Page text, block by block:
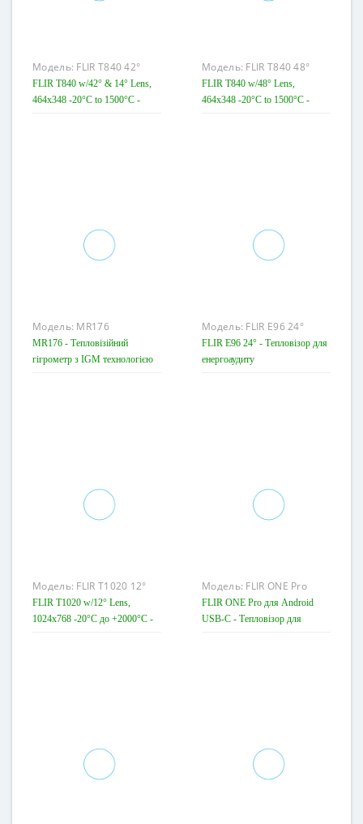
Модель: FLIR T840 42°
+14°
FLIR T840 w/42° & 14° Lens,
464x348 -20°C to 1500°C -
Модель: FLIR T840 48°
FLIR T840 w/48° Lens,
464x348 -20°C to 1500°C -
Модель: MR176
MR176 - Тепловізійний
гігрометр з IGM технологією
Модель: FLIR E96 24°
FLIR E96 24° - Тепловізор для
енергоаудиту
Модель: FLIR T1020 12°
FLIR T1020 w/12° Lens,
1024x768 -20°C до +2000°C -
Модель: FLIR ONE Pro
Android USB-C
FLIR ONE Pro для Android
USB-C - Тепловізор для